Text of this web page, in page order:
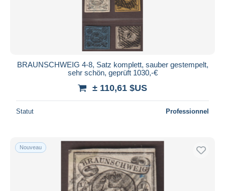
BRAUNSCHWEIG 4-8, Satz komplett, sauber gestempelt,
sehr schön, geprüft 1030,-€
± 110,61 $US
Statut Professionnel
Nouveau